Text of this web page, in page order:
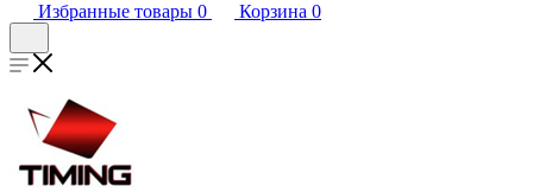
Избранные товары 0 Корзина 0